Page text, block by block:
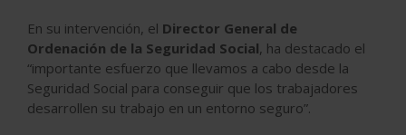
En su intervención, el Director General de
Ordenación de la Seguridad Social, ha destacado el
“importante esfuerzo que llevamos a cabo desde la
Seguridad Social para conseguir que los trabajadores
desarrollen su trabajo en un entorno seguro”.